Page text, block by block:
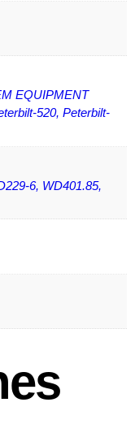
EQUIPMENT
520, Peterbilt-
6, WD401.85,